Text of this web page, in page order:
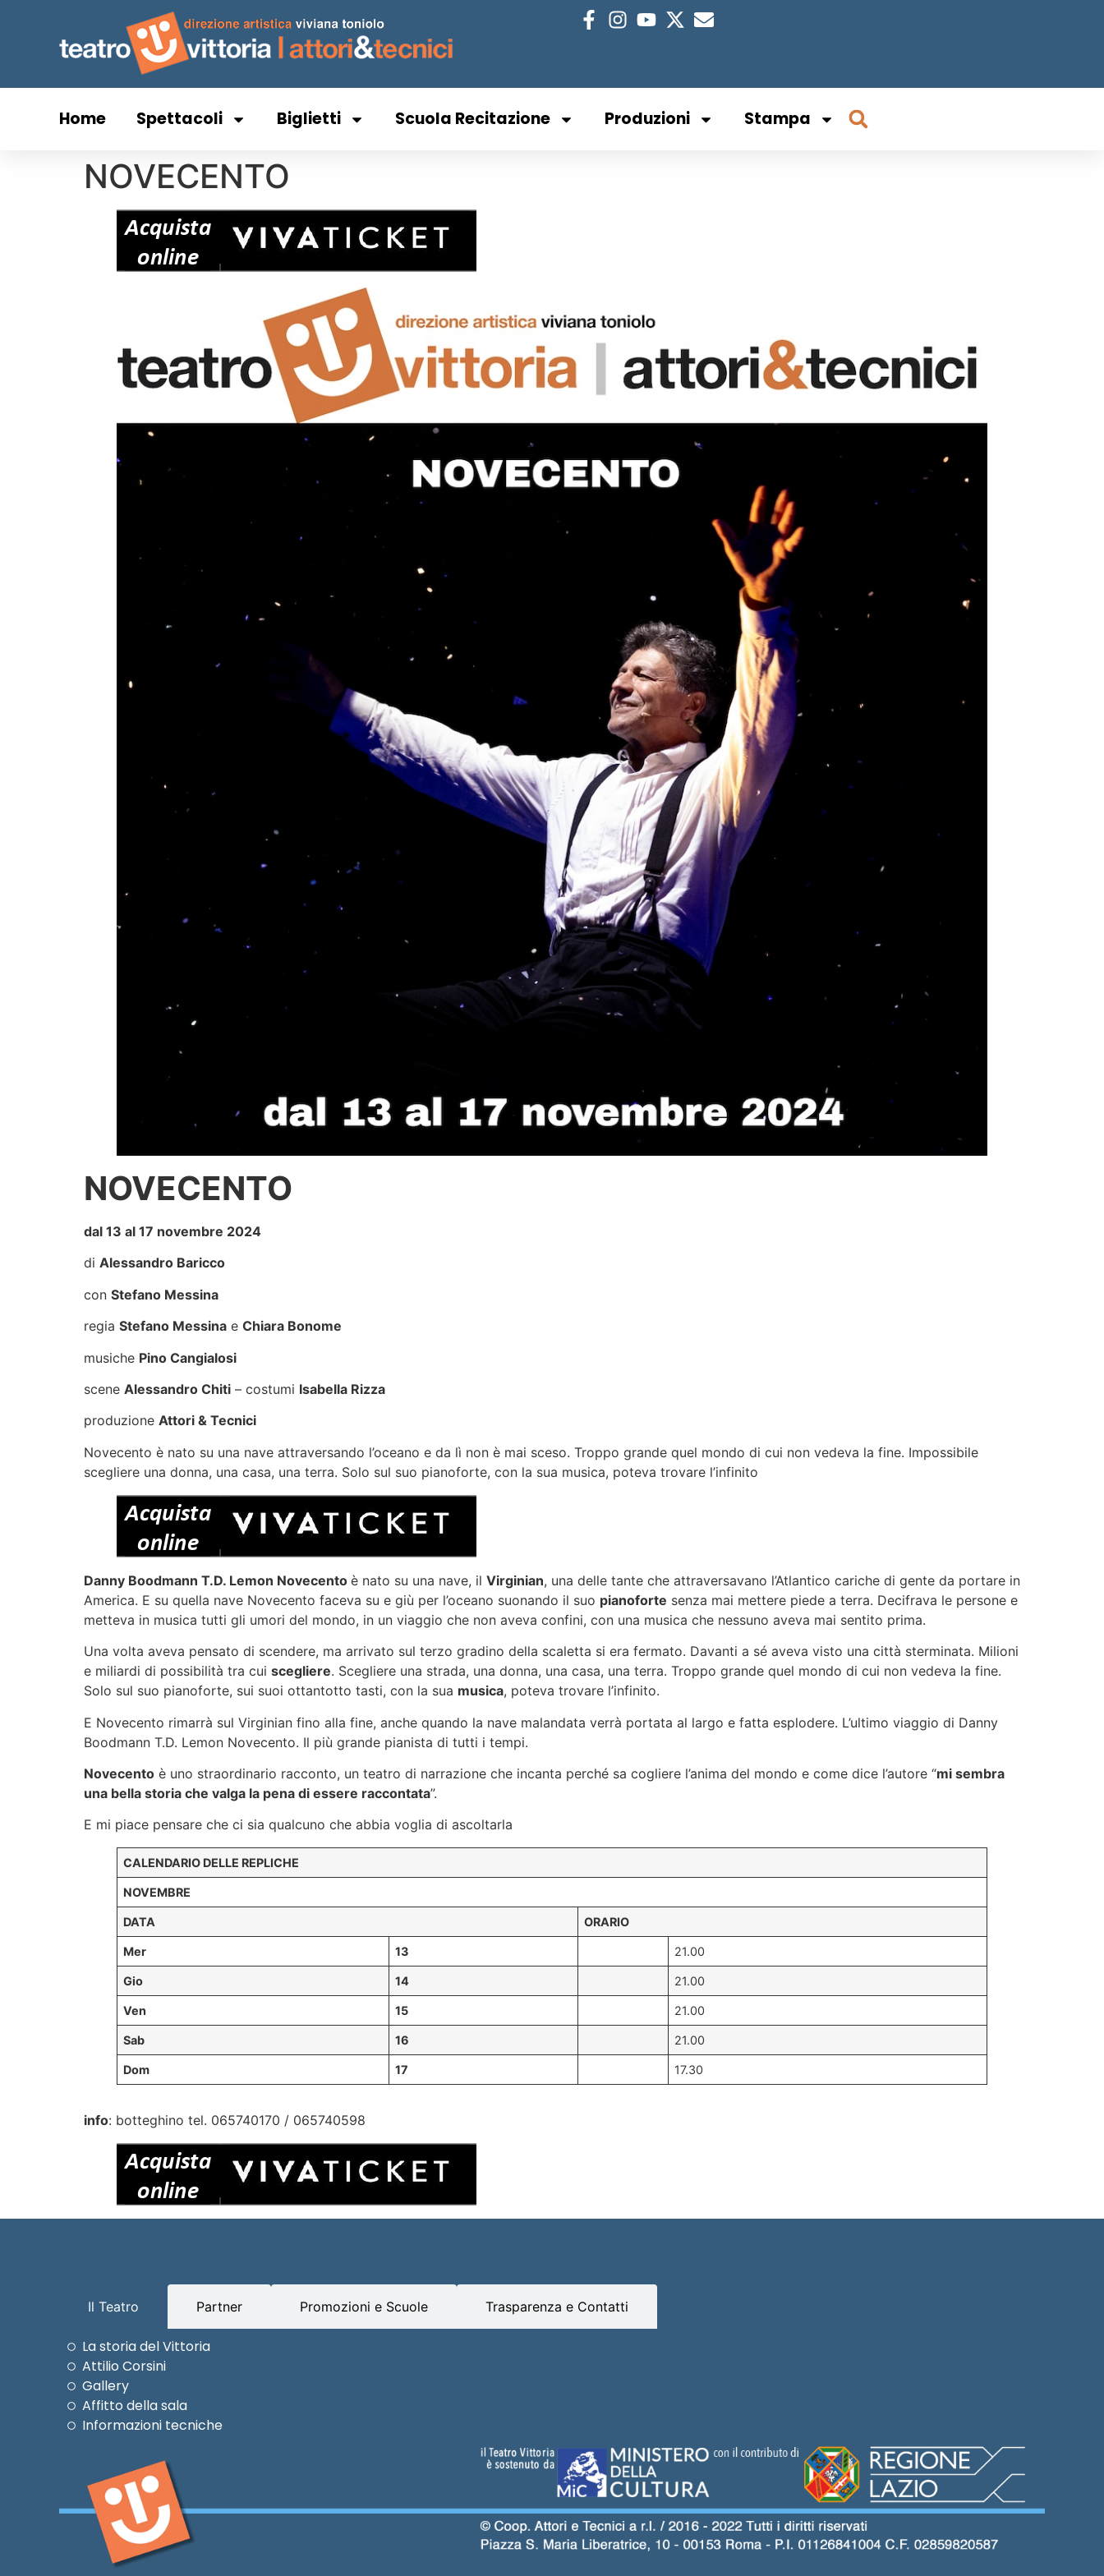
Home Spettacoli Biglietti Scuola Recitazione Produzioni Stampa
NOVECENTO
NOVECENTO
dal 13 al 17 novembre 2024
di Alessandro Baricco
con Stefano Messina
regia Stefano Messina e Chiara Bonome
musiche Pino Cangialosi
scene Alessandro Chiti – costumi Isabella Rizza
produzione Attori & Tecnici
Novecento è nato su una nave attraversando l’oceano e da lì non è mai sceso. Troppo grande quel mondo di cui non vedeva la fine. Impossibile
scegliere una donna, una casa, una terra. Solo sul suo pianoforte, con la sua musica, poteva trovare l’infinito
Danny Boodmann T.D. Lemon Novecento è nato su una nave, il Virginian, una delle tante che attraversavano l’Atlantico cariche di gente da portare in
America. E su quella nave Novecento faceva su e giù per l’oceano suonando il suo pianoforte senza mai mettere piede a terra. Decifrava le persone e
metteva in musica tutti gli umori del mondo, in un viaggio che non aveva confini, con una musica che nessuno aveva mai sentito prima.
Una volta aveva pensato di scendere, ma arrivato sul terzo gradino della scaletta si era fermato. Davanti a sé aveva visto una città sterminata. Milioni
e miliardi di possibilità tra cui scegliere. Scegliere una strada, una donna, una casa, una terra. Troppo grande quel mondo di cui non vedeva la fine.
Solo sul suo pianoforte, sui suoi ottantotto tasti, con la sua musica, poteva trovare l’infinito.
E Novecento rimarrà sul Virginian fino alla fine, anche quando la nave malandata verrà portata al largo e fatta esplodere. L’ultimo viaggio di Danny
Boodmann T.D. Lemon Novecento. Il più grande pianista di tutti i tempi.
Novecento è uno straordinario racconto, un teatro di narrazione che incanta perché sa cogliere l’anima del mondo e come dice l’autore “mi sembra
una bella storia che valga la pena di essere raccontata”.
E mi piace pensare che ci sia qualcuno che abbia voglia di ascoltarla
CALENDARIO DELLE REPLICHE
NOVEMBRE
DATA ORARIO
Mer 13 21.00
Gio 14 21.00
Ven 15 21.00
Sab 16 21.00
Dom 17 17.30
info: botteghino tel. 065740170 / 065740598
Il Teatro Partner Promozioni e Scuole Trasparenza e Contatti
La storia del Vittoria
Attilio Corsini
Gallery
Affitto della sala
Informazioni tecniche